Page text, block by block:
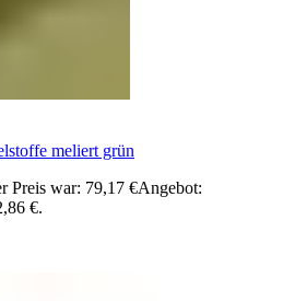
meliert grün
Preis war: 79,17 €Angebot:
€.